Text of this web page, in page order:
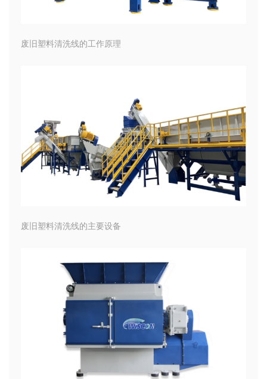
废旧塑料清洗线的工作原理
废旧塑料清洗线的主要设备